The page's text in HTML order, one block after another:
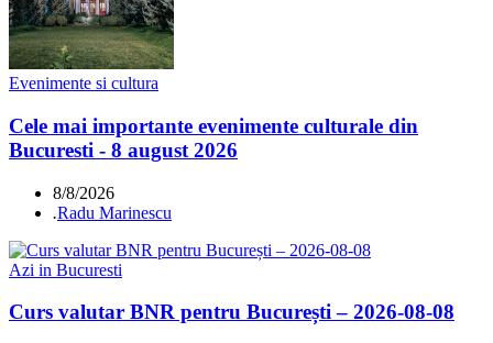
Evenimente si cultura
Cele mai importante evenimente culturale din
Bucuresti - 8 august 2026
8/8/2026
.Radu Marinescu
Azi in Bucuresti
Curs valutar BNR pentru București – 2026-08-08